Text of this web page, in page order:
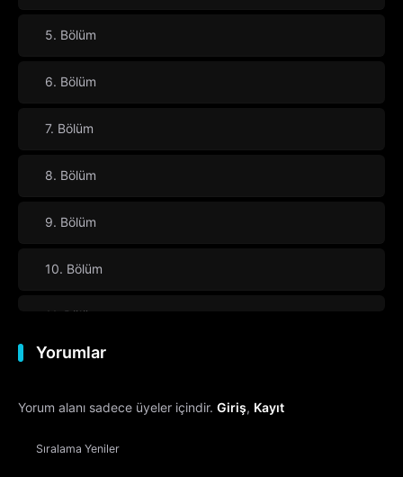
5. Bölüm
6. Bölüm
7. Bölüm
8. Bölüm
9. Bölüm
10. Bölüm
11. Bölüm
12. Bölüm
13. Bölüm
14. Bölüm
Yorumlar
Yorum alanı sadece üyeler içindir. Giriş, Kayıt
Sıralama Yeniler